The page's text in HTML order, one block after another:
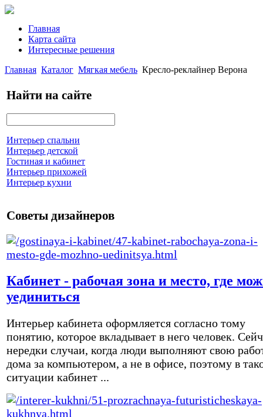
Главная
Карта сайта
Интересные решения
Главная Каталог Мягкая мебель Кресло-реклайнер Верона
Найти на сайте
Интерьер спальни
Интерьер детской
Гостиная и кабинет
Интерьер прихожей
Интерьер кухни
Советы дизайнеров
Кабинет - рабочая зона и место, где
уединиться
Интерьер кабинета оформляется согласно тому
понятию, которое вкладывает в него человек.
нередки случаи, когда люди выполняют свою
дома за компьютером, а не в офисе, поэтому в
ситуации кабинет ...